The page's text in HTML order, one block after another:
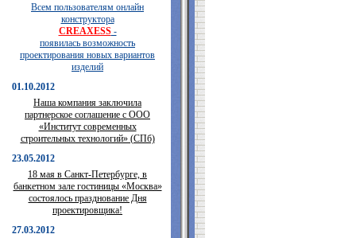
Всем пользователям онлайн
конструктора
CREAXESS-
появилась возможность
проектирования новых вариантов
изделий
01.10.2012
Наша компания заключила
партнерское соглашение с ООО
«Институт современных
строительных технологий» (СПб)
23.05.2012
18 мая в Санкт-Петербурге, в
банкетном зале гостиницы «Москва»
состоялось празднование Дня
проектировщика!
27.03.2012